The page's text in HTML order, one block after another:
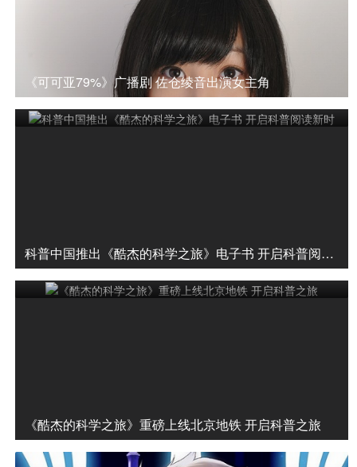
《可可亚79%》广播剧 佐仓绫音出演女主角
科普中国推出《酷杰的科学之旅》电子书 开启科普阅读新时
《酷杰的科学之旅》重磅上线北京地铁 开启科普之旅